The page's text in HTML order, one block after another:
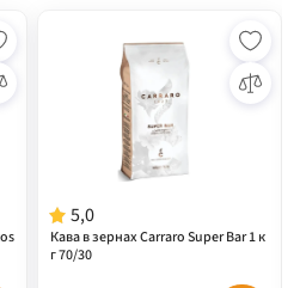
5,0
Кава в зернах Carraro Super Bar 1 к
г 70/30